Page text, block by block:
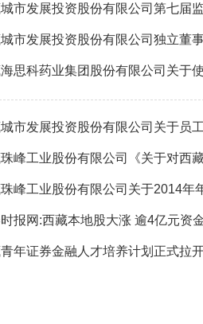
市发展投资股份有限公司第七届
市发展投资股份有限公司独立董
思科药业集团股份有限公司关于
峰工业股份有限公司关于2014年
报网:西藏本地股大涨 逾4亿元资
年证券金融人才培养计划正式拉